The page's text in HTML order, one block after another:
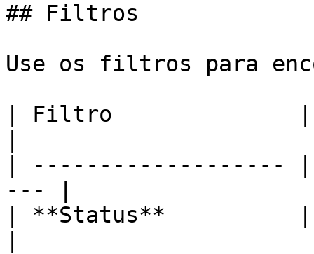
## Filtros
Use os filtros para
| Filtro              |
| -------------------
--- |
| **Status**          |